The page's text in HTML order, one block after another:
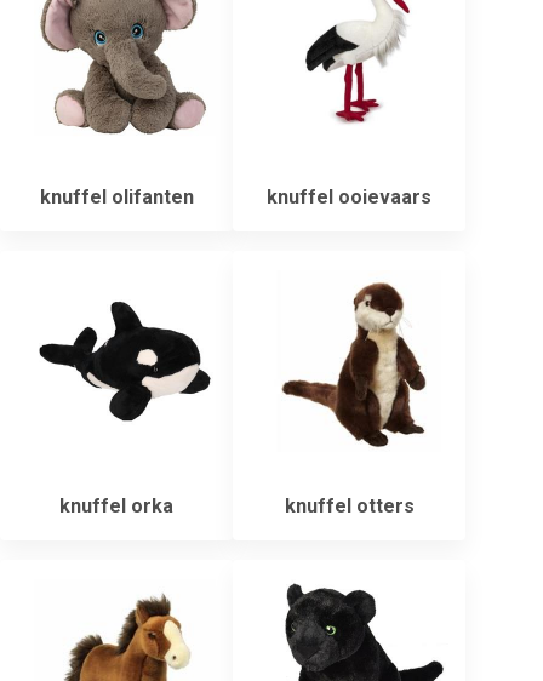
knuffel olifanten knuffel ooievaars
knuffel orka knuffel otters